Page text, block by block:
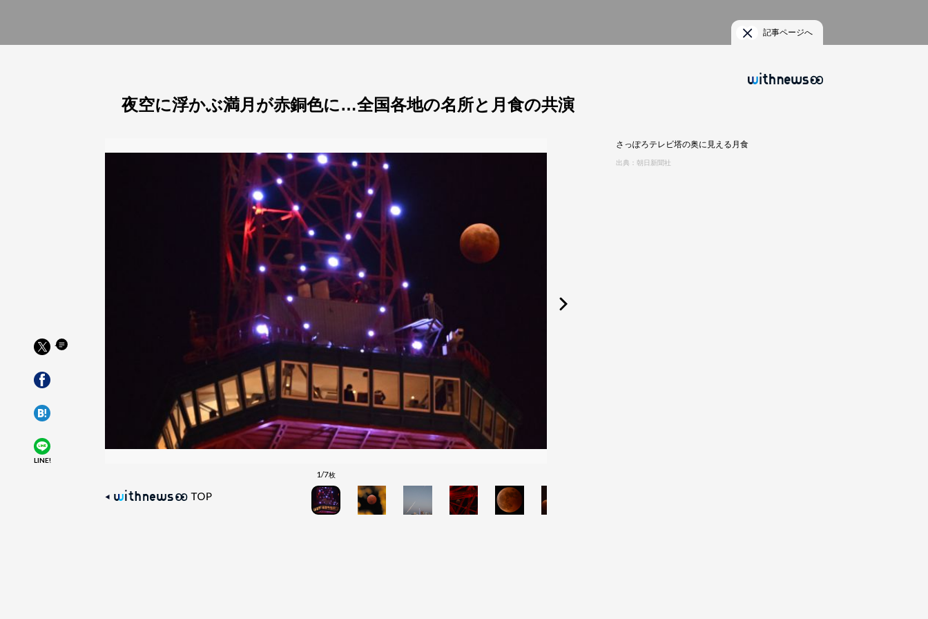
LINE!
記事ページへ
夜空に浮かぶ満月が赤銅色に…全国各地の名所と月食の共演
1/7枚
さっぽろテレビ塔の奥に見える月食
出典：朝日新聞社